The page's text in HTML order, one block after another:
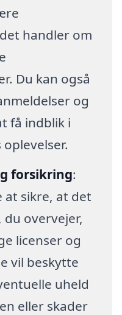
handler om
Du kan også
og
få indblik i
forsikring:
at sikre, at det
overvejer,
licenser og
vil beskytte
uheld
eller skader